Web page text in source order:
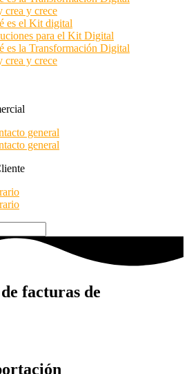
crea y crece
es el Kit digital
para el Kit Digital
es la Transformación Digital
crea y crece
general
general
facturas de